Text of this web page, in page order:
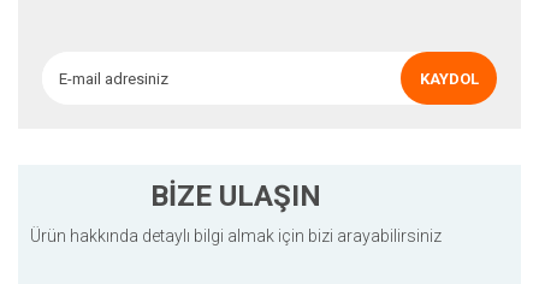
KAYDOL
BİZE ULAŞIN
Ürün hakkında detaylı bilgi almak için bizi arayabilirsiniz